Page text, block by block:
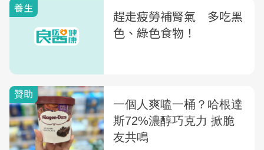
養生
趕走疲勞補腎氣 多吃黑
色、綠色食物！